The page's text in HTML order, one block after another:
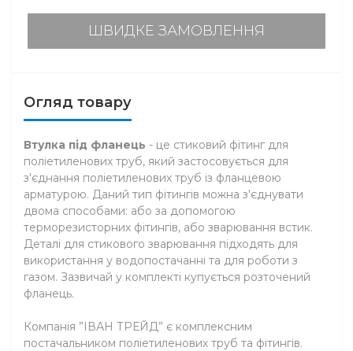
ШВИДКЕ ЗАМОВЛЕННЯ
Огляд товару
Втулка під фланець - це стиковий фітинг для
поліетиленових труб, який застосовується для
з'єднання поліетиленових труб із фланцевою
арматурою. Даний тип фітингів можна з'єднувати
двома способами: або за допомогою
терморезисторних фітингів, або зварювання встик.
Деталі для стикового зварювання підходять для
використання у водопостачанні та для роботи з
газом. Зазвичай у комплекті купується розточений
фланець.
Компанія ”ІВАН ТРЕЙД” є комплексним
постачальником поліетиленових труб та фітингів.